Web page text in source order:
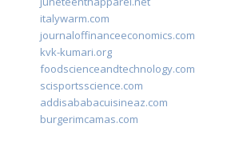
italywarm.com
journaloffinanceeconomics.com
kvk-kumari.org
foodscienceandtechnology.com
scisportsscience.com
addisababacuisineaz.com
burgerimcamas.com